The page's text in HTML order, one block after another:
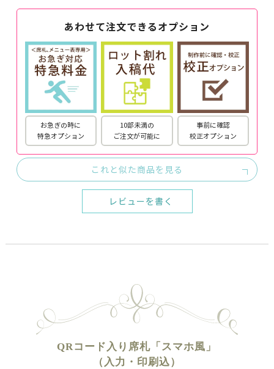
あわせて注文できるオプション
お急ぎの時に
特急オプション
10部未満の
ご注文が可能に
事前に確認
校正オプション
これと似た商品を見る
レビューを書く
QRコード入り席札「スマホ風」
（入力・印刷込）